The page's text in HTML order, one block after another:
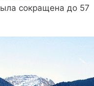
сокращена до 57